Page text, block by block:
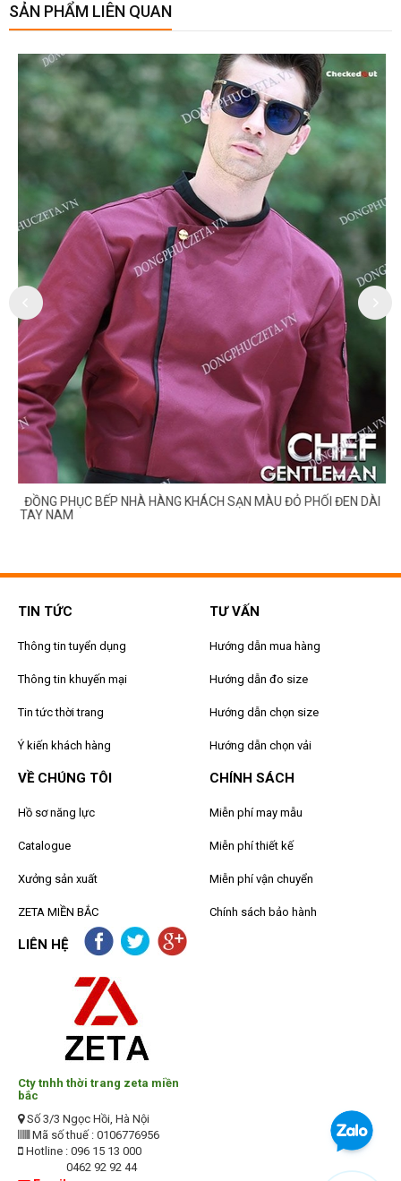
SẢN PHẨM LIÊN QUAN
ĐỒNG PHỤC BẾP NHÀ HÀNG KHÁCH SẠN MÀU ĐỎ PHỐI ĐEN DÀI
TAY NAM
TIN TỨC
Thông tin tuyển dụng
Thông tin khuyến mại
Tin tức thời trang
Ý kiến khách hàng
TƯ VẤN
Hướng dẫn mua hàng
Hướng dẫn đo size
Hướng dẫn chọn size
Hướng dẫn chọn vải
VỀ CHÚNG TÔI
Hồ sơ năng lực
Catalogue
Xưởng sản xuất
ZETA MIỀN BẮC
CHÍNH SÁCH
Miễn phí may mẫu
Miễn phí thiết kế
Miễn phí vận chuyển
Chính sách bảo hành
LIÊN HỆ
Cty tnhh thời trang zeta miền
bắc
Số 3/3 Ngọc Hồi, Hà Nội
Mã số thuế : 0106776956
Hotline : 096 15 13 000
0462 92 92 44